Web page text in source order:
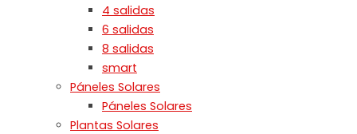
4 salidas
6 salidas
8 salidas
smart
Páneles Solares
Páneles Solares
Plantas Solares